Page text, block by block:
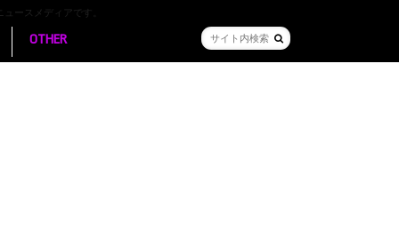
ースメディアです。
OTHER